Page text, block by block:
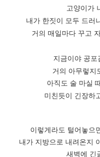
고양이가
내가 한짓이 모두 드러
거의 매일마다 꾸고
지금이야 공포
거의 아무렇지
아직도 술 마실
미친듯이 긴장하
이렇게라도 털어놓으
내가 지방으로 내려온지
새벽에 긴